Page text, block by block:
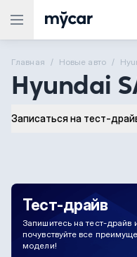
Главная Новые aвто
Hyundai
Записаться на тест-
Тест-драйв
Запишитесь на тест-драйв
почувствуйте все
модели!